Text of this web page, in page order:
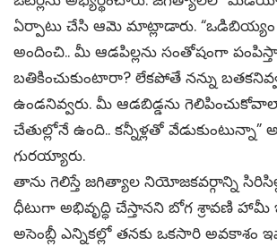
ఏర్పాటు చేసి ఆమె మాట్లాడారు. “ఒడిబియ్యం
అందించి.. మీ ఆడపిల్లను సంతోషంగా
బతికించుకుంటారా? లేకపోతే నన్ను
ఉండనివ్వరు. మీ ఆడబిడ్డను
చేతుల్లోనే ఉంది.. కన్నీళ్లతో
గురయ్యారు.
తాను గెలిస్తే జగిత్యాల నియోజకవర్గాన్ని
ధీటుగా అభివృద్ధి చేస్తానని బోగ శ్రావణి హామీ
అసెంబ్లీ ఎన్నికల్లో తనకు ఒకసారి అవకాశం